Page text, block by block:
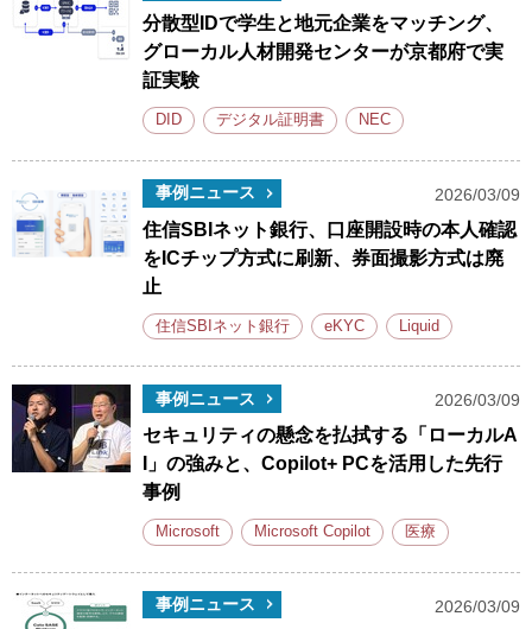
分散型IDで学生と地元企業をマッチング、
グローカル人材開発センターが京都府で実
証実験
DID デジタル証明書 NEC
事例ニュース 2026/03/09
住信SBIネット銀行、口座開設時の本人確認
をICチップ方式に刷新、券面撮影方式は廃
止
住信SBIネット銀行 eKYC Liquid
事例ニュース 2026/03/09
セキュリティの懸念を払拭する「ローカルA
I」の強みと、Copilot+ PCを活用した先行
事例
Microsoft Microsoft Copilot 医療
事例ニュース 2026/03/09